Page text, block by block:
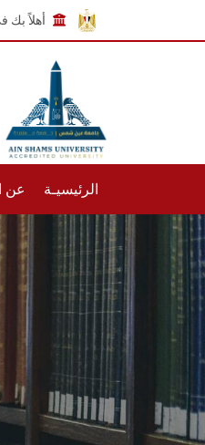
أهلاً
الرئيسيـة عن